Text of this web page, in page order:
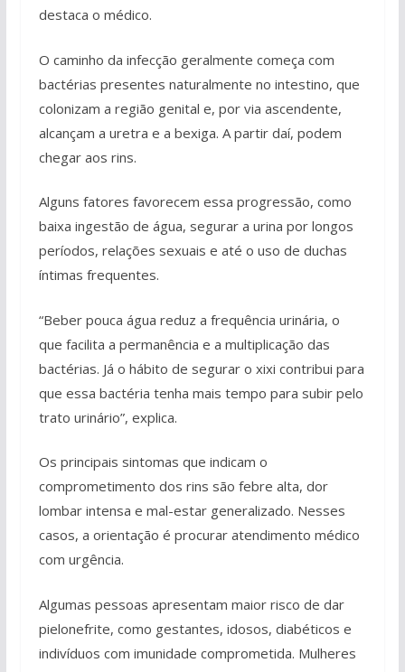
destaca o médico.
O caminho da infecção geralmente começa com
bactérias presentes naturalmente no intestino, que
colonizam a região genital e, por via ascendente,
alcançam a uretra e a bexiga. A partir daí, podem
chegar aos rins.
Alguns fatores favorecem essa progressão, como
baixa ingestão de água, segurar a urina por longos
períodos, relações sexuais e até o uso de duchas
íntimas frequentes.
“Beber pouca água reduz a frequência urinária, o
que facilita a permanência e a multiplicação das
bactérias. Já o hábito de segurar o xixi contribui para
que essa bactéria tenha mais tempo para subir pelo
trato urinário”, explica.
Os principais sintomas que indicam o
comprometimento dos rins são febre alta, dor
lombar intensa e mal-estar generalizado. Nesses
casos, a orientação é procurar atendimento médico
com urgência.
Algumas pessoas apresentam maior risco de dar
pielonefrite, como gestantes, idosos, diabéticos e
indivíduos com imunidade comprometida. Mulheres